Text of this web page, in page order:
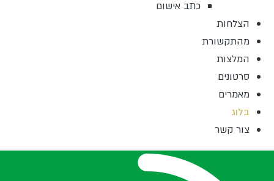
כתב אישום
הצלחות
מהתקשורת
המלצות
סרטונים
מאמרים
בלוג
צור קשר